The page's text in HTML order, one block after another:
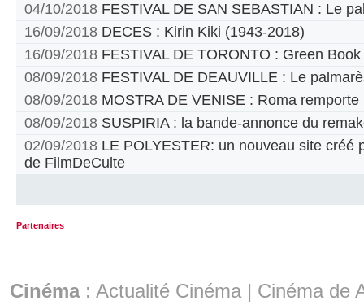
04/10/2018 FESTIVAL DE SAN SEBASTIAN : Le
16/09/2018 DECES : Kirin Kiki (1943-2018)
16/09/2018 FESTIVAL DE TORONTO : Green
08/09/2018 FESTIVAL DE DEAUVILLE : Le
08/09/2018 MOSTRA DE VENISE : Roma remporte
08/09/2018 SUSPIRIA : la bande-annonce du
02/09/2018 LE POLYESTER: un nouveau site créé
de FilmDeCulte
Partenaires
Cinéma: Actualité Cinéma | Cinéma de